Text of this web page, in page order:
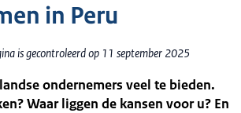
in Peru
is gecontroleerd op 11 september 2025
ondernemers veel te bieden.
Waar liggen de kansen voor u? En